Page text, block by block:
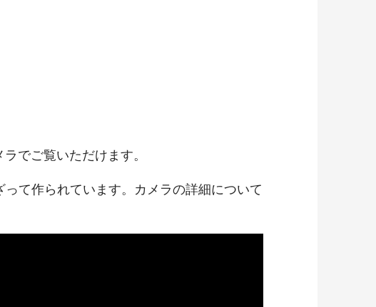
でご覧いただけます。
て作られています。カメラの詳細について